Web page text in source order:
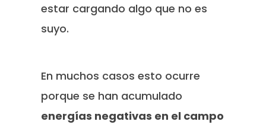
estar cargando algo que no es
suyo.
En muchos casos esto ocurre
porque se han acumulado
energías negativas en el campo